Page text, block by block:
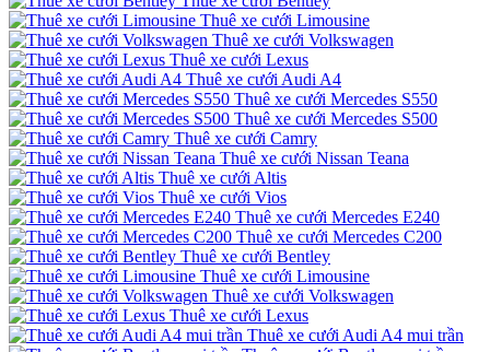
Thuê xe cưới Limousine
Thuê xe cưới Volkswagen
Thuê xe cưới Lexus
Thuê xe cưới Audi A4
Thuê xe cưới Mercedes S550
Thuê xe cưới Mercedes S500
Thuê xe cưới Camry
Thuê xe cưới Nissan Teana
Thuê xe cưới Altis
Thuê xe cưới Vios
Thuê xe cưới Mercedes E240
Thuê xe cưới Mercedes C200
Thuê xe cưới Bentley
Thuê xe cưới Limousine
Thuê xe cưới Volkswagen
Thuê xe cưới Lexus
Thuê xe cưới Audi A4 mui trần